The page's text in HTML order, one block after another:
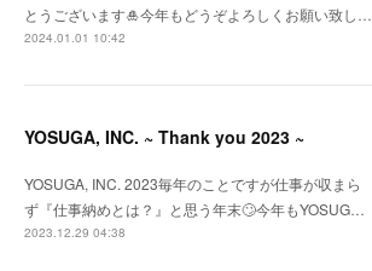
とうございます🎍今年もどうぞよろしくお願い致し…
2024.01.01 10:42
YOSUGA, INC. ~ Thank you 2023 ~
YOSUGA, INC. 2023毎年のことですが仕事が収まら
ず『仕事納めとは？』と思う年末🙄今年もYOSUG…
2023.12.29 04:38